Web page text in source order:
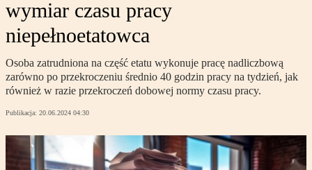
wymiar czasu pracy
niepełnoetatowca
Osoba zatrudniona na część etatu wykonuje pracę nadliczbową
zarówno po przekroczeniu średnio 40 godzin pracy na tydzień, jak
również w razie przekroczeń dobowej normy czasu pracy.
Publikacja: 20.06.2024 04:30